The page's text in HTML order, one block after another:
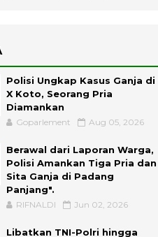
Polisi Ungkap Kasus Ganja di
X Koto, Seorang Pria
Diamankan
Goparlement Aug 05, 2026
Berawal dari Laporan Warga,
Polisi Amankan Tiga Pria dan
Sita Ganja di Padang
Panjang".
RIFNALDI Jun 02, 2026
Libatkan TNI-Polri hingga